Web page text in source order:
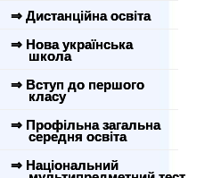
⇒ Дистанційна освіта
⇒ Нова українська
школа
⇒ Вступ до першого
класу
⇒ Профільна загальна
середня освіта
⇒ Національний